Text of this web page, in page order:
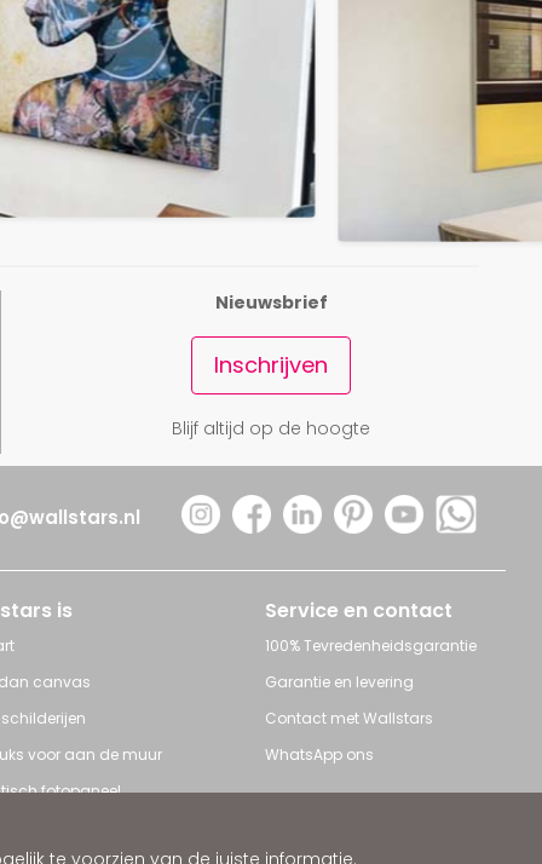
te voorzien van de juiste informatie.
Nieuwsbrief
Inschrijven
Blijf altijd op de hoogte
is
canvas
voor aan de muur
fotopaneel
Service en contact
100% Tevredenheidsgarantie
Garantie en levering
Contact met Wallstars
WhatsApp ons